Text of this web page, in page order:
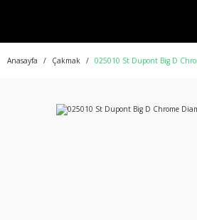
Anasayfa Çakmak 025010 St Dupont Big D